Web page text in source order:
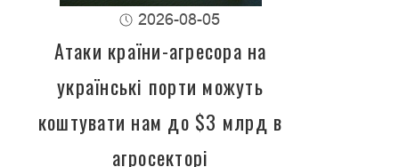
2026-08-05
Атаки країни-агресора на
українські порти можуть
коштувати нам до $3 млрд в
агросекторі